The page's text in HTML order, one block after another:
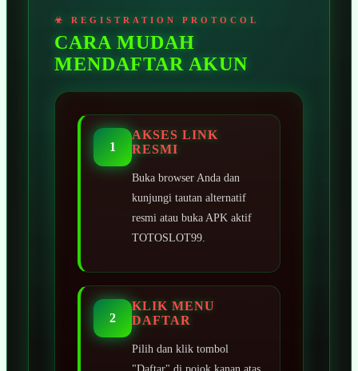
CARA MUDAH
MENDAFTAR AKUN
1
AKSES LINK
RESMI
Buka browser Anda dan
kunjungi tautan alternatif
resmi atau buka APK aktif
TOTOSLOT99.
2
KLIK MENU
DAFTAR
Pilih dan klik tombol